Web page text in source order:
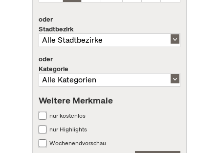
oder
Stadtbezirk
oder
Kategorie
Weitere Merkmale
nur kostenlos
nur Highlights
Wochenendvorschau